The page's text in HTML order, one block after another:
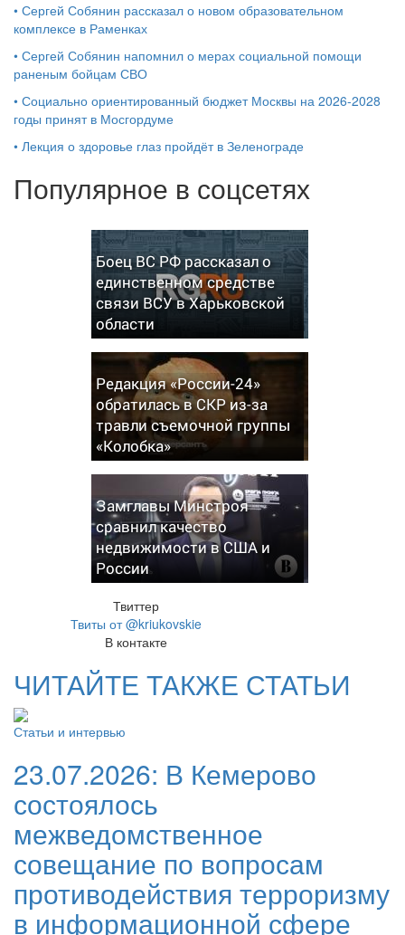
• Сергей Собянин рассказал о новом образовательном
комплексе в Раменках
• Сергей Собянин напомнил о мерах социальной помощи
раненым бойцам СВО
• Социально ориентированный бюджет Москвы на 2026-2028
годы принят в Мосгордуме
• Лекция о здоровье глаз пройдёт в Зеленограде
Популярное в соцсетях
Боец ВС РФ рассказал о
единственном средстве
связи ВСУ в Харьковской
области
Редакция «России-24»
обратилась в СКР из-за
травли съемочной группы
«Колобка»
Замглавы Минстроя
сравнил качество
недвижимости в США и
России
Твиттер
Твиты от @kriukovskie
В контакте
ЧИТАЙТЕ ТАКЖЕ СТАТЬИ
Статьи и интервью
23.07.2026: В Кемерово
состоялось
межведомственное
совещание по вопросам
противодействия терроризму
в информационной сфере